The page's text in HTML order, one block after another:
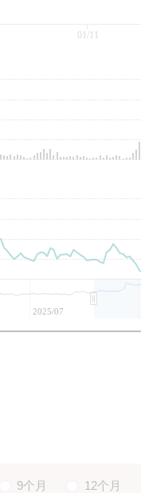
01/11
2025/07
9个月 12个月